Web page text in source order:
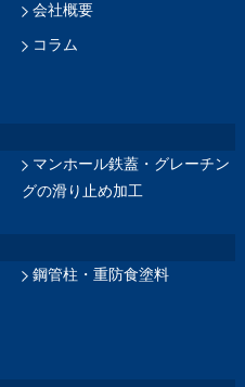
会社概要
コラム
マンホール鉄蓋・グレーチン
グの滑り止め加工
鋼管柱・重防食塗料